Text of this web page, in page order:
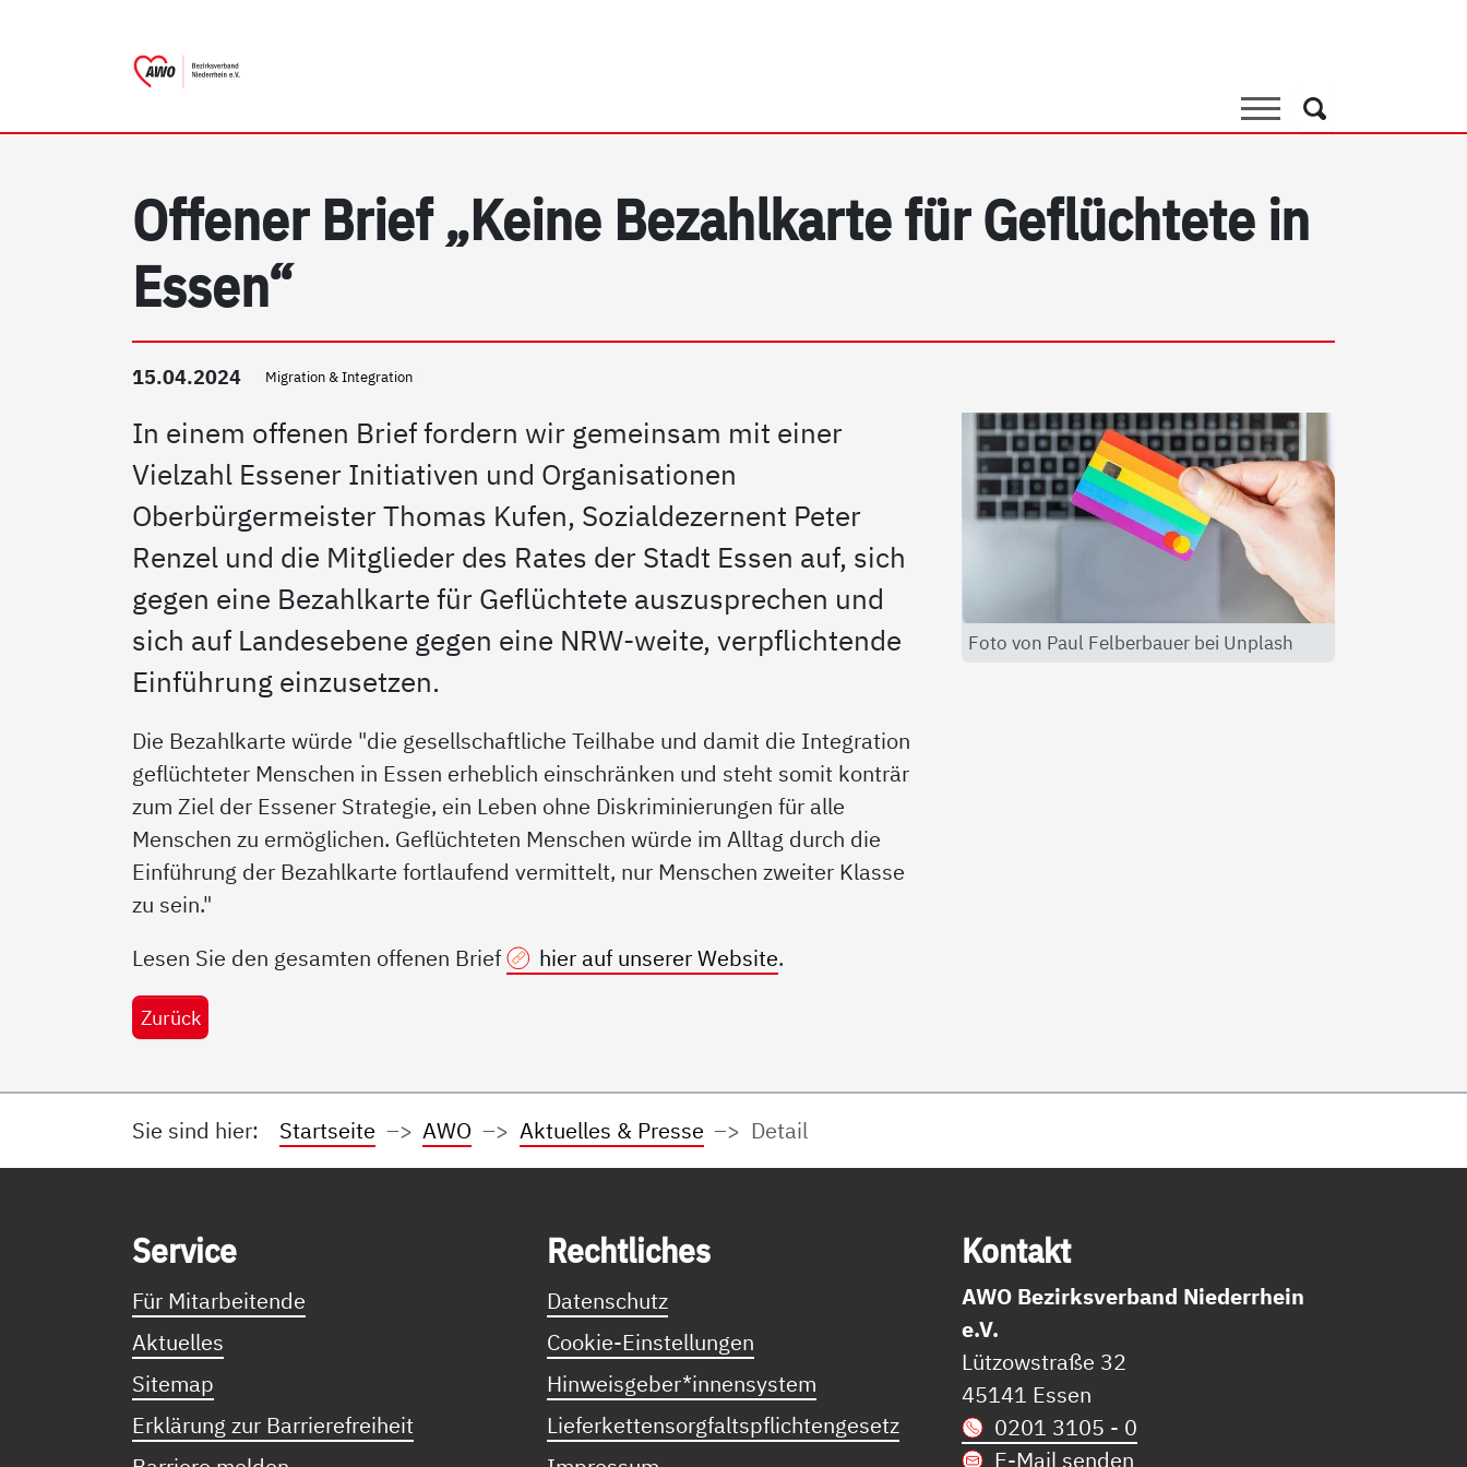
Suche
Suche
Offener Brief „Keine Bezahlkarte für Geflüchtete in
Essen“
15.04.2024 Migration & Integration
In einem offenen Brief fordern wir gemeinsam mit einer
Vielzahl Essener Initiativen und Organisationen
Oberbürgermeister Thomas Kufen, Sozialdezernent Peter
Renzel und die Mitglieder des Rates der Stadt Essen auf, sich
gegen eine Bezahlkarte für Geflüchtete auszusprechen und
sich auf Landesebene gegen eine NRW-weite, verpflichtende
Einführung einzusetzen.
Die Bezahlkarte würde "die gesellschaftliche Teilhabe und damit die Integration
geflüchteter Menschen in Essen erheblich einschränken und steht somit konträr
zum Ziel der Essener Strategie, ein Leben ohne Diskriminierungen für alle
Menschen zu ermöglichen. Geflüchteten Menschen würde im Alltag durch die
Einführung der Bezahlkarte fortlaufend vermittelt, nur Menschen zweiter Klasse
zu sein."
Lesen Sie den gesamten offenen Brief
hier auf unserer Website.
Zurück
Foto von Paul Felberbauer bei Unplash
Sie sind hier: Startseite AWO Aktuelles & Presse Detail
Ser­vice
Für Mitarbeitende
Aktuelles
Sitemap
Erklärung zur Barrierefreiheit
Recht­li­ches
Datenschutz
Cookie-Einstellungen
Hinweisgeber*innensystem
Lieferkettensorgfaltspflichtengesetz
Kon­takt
AWO Bezirksverband Niederrhein
e.V.
Lützowstraße 32
45141 Essen
0201 3105 - 0
E-Mail senden